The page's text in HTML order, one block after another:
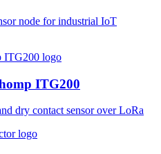
node for industrial IoT
ITG200
dry contact sensor over LoRa